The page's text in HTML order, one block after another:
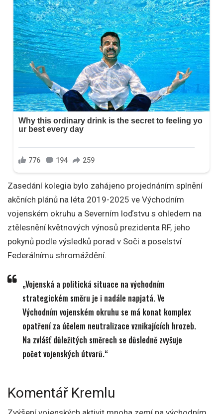
Zasedání kolegia bylo zahájeno projednáním splnění
akčních plánů na léta 2019-2025 ve Východním
vojenském okruhu a Severním loďstvu s ohledem na
ztělesnění květnových výnosů prezidenta RF, jeho
pokynů podle výsledků porad v Soči a poselství
Federálnímu shromáždění.
„Vojenská a politická situace na východním
strategickém směru je i nadále napjatá. Ve
Východním vojenském okruhu se má konat komplex
opatření za účelem neutralizace vznikajících hrozeb.
Na zvlášť důležitých směrech se důsledně zvyšuje
počet vojenských útvarů.“
Komentář Kremlu